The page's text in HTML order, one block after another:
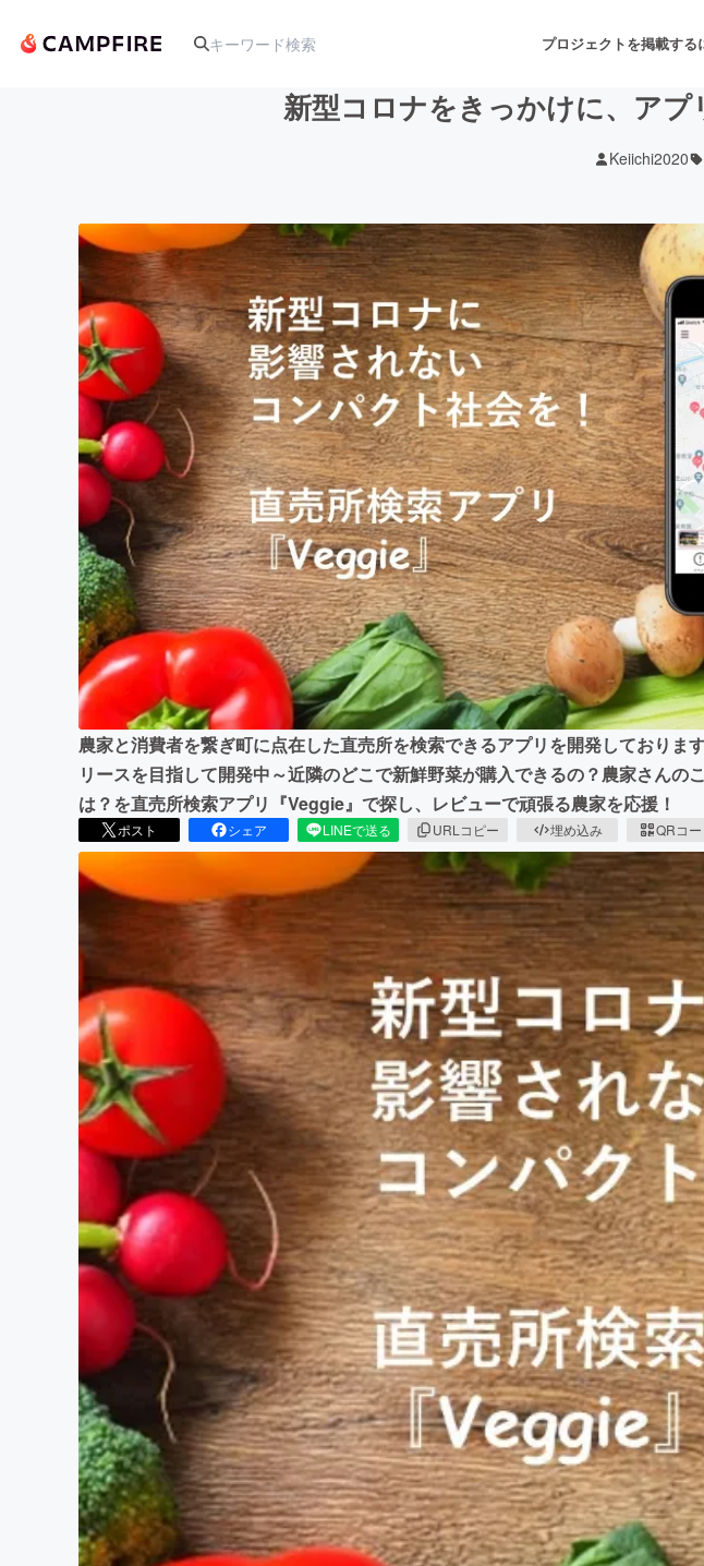
プロジェクトを掲載する
アート・写真 音楽
テクノロジー・ガジェット ゲーム・サービス開発
映像・映画 書籍・雑誌出版
ビジネス・起業 チャレンジ
まちづくり・地域活性化
CAMPFIRE for
CAMPFIREふるさ
新型コロナをきっかけに、アプ
Keiichi2020
農家と消費者を繋ぎ町に点在した直売所を検索できるアプリを開発しておりま
リースを目指して開発中～近隣のどこで新鮮野菜が購入できるの？農家さんの
は？を直売所検索アプリ『Veggie』で探し、レビューで頑張る農家を応援！
ポスト シェア LINEで送る URLコピー 埋め込み QRコー